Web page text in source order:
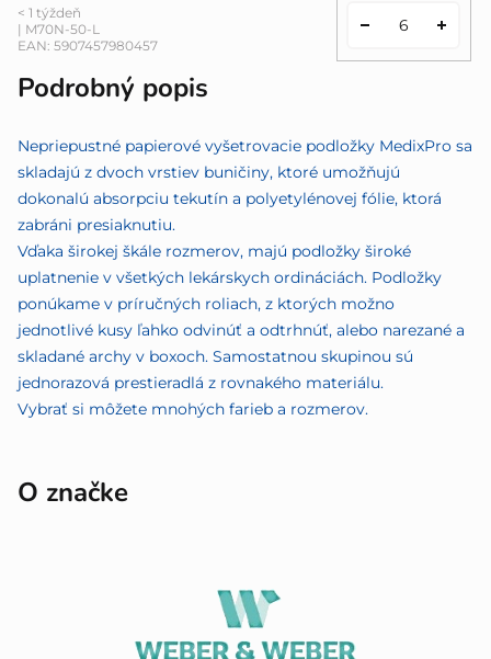
< 1 týždeň
| M70N-50-L
EAN: 5907457980457
Podrobný popis
Nepriepustné papierové vyšetrovacie podložky MedixPro sa
skladajú z dvoch vrstiev buničiny, ktoré umožňujú
dokonalú absorpciu tekutín a polyetylénovej fólie, ktorá
zabráni presiaknutiu.
Vďaka širokej škále rozmerov, majú podložky široké
uplatnenie v všetkých lekárskych ordináciách. Podložky
ponúkame v príručných roliach, z ktorých možno
jednotlivé kusy ľahko odvinúť a odtrhnúť, alebo narezané a
skladané archy v boxoch. Samostatnou skupinou sú
jednorazová prestieradlá z rovnakého materiálu.
Vybrať si môžete mnohých farieb a rozmerov.
O značke